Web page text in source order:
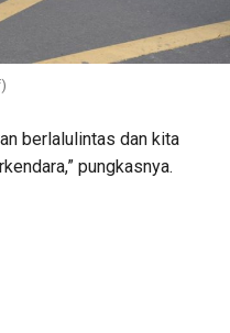
berlalulintas dan kita
pungkasnya.